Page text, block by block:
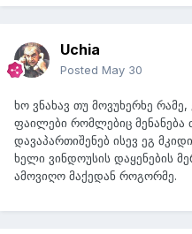
Uchia
Posted May 30
ხო ვნახავ თუ მოვუხერხე
ფაილები რომლებიც მენანება
დავაპართიშენებ ისევ ეგ
ხელი ვინდოუსის დაყენების
ამოვიღო მაქედან როგორმე.